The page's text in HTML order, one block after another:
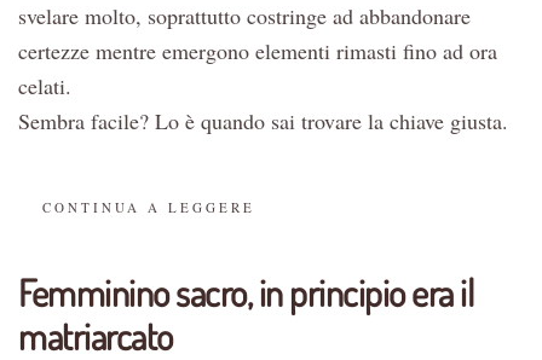
svelare molto, soprattutto costringe ad abbandonare
certezze mentre emergono elementi rimasti fino ad ora
celati.
Sembra facile? Lo è quando sai trovare la chiave giusta.
CONTINUA A LEGGERE
Femminino sacro, in principio era il
matriarcato